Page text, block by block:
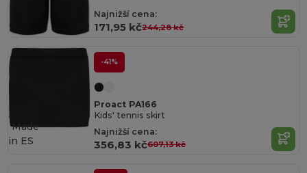
Najnižší cena:
171,95 kč244,28 kč
-41%
Proact PA166
Kids' tennis skirt
Najnižší cena:
356,83 kč607,13 kč
Made
in ES